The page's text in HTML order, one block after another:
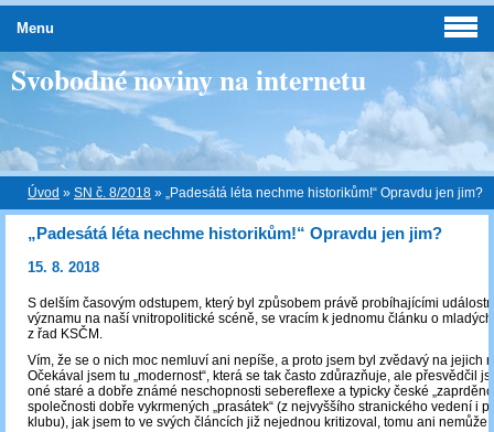
Svobodné noviny na internetu
Úvod » SN č. 8/2018 » „Padesátá léta nechme historikům!“ Opravdu jen jim?
„Padesátá léta nechme historikům!“ Opravdu jen jim?
15. 8. 2018
S delším časovým odstupem, který byl způsobem právě probíhajícími
významu na naší vnitropolitické scéně, se vracím k jednomu článku o
z řad KSČM.
Vím, že se o nich moc nemluví ani nepíše, a proto jsem byl zvědavý na jejich
Očekával jsem tu „modernost“, která se tak často zdůrazňuje, ale přesvědčil
oné staré a dobře známé neschopnosti sebereflexe a typicky české
společnosti dobře vykrmených „prasátek“ (z nejvyššího stranického vedení i
klubu), jak jsem to ve svých článcích již nejednou kritizoval, tomu ani nemůže
Menu